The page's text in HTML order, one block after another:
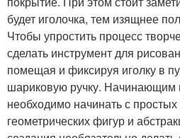
будет иголочка, тем изящнее
Чтобы упростить процесс
сделать инструмент для
помещая и фиксируя иголку в
шариковую ручку. Начинающим
необходимо начинать с
геометрических фигур и